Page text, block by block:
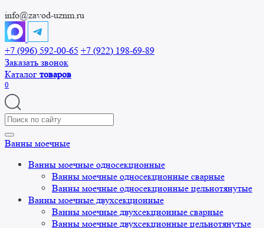
info@zavod-uznm.ru
+7 (996) 592-00-65 +7 (922) 198-69-89
Заказать звонок
Каталог товаров
0
Search
for:
Ванны моечные
Ванны моечные односекционные
Ванны моечные односекционные сварные
Ванны моечные односекционные цельнотянутые
Ванны моечные двухсекционные
Ванны моечные двухсекционные сварные
Ванны моечные двухсекционные цельнотянутые